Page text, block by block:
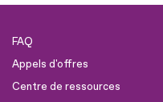
FAQ
Appels d'offres
Centre de ressources